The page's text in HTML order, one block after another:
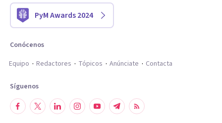
PyM Awards 2024
Conócenos
Equipo
Redactores Tópicos Anúnciate Contacta
Síguenos